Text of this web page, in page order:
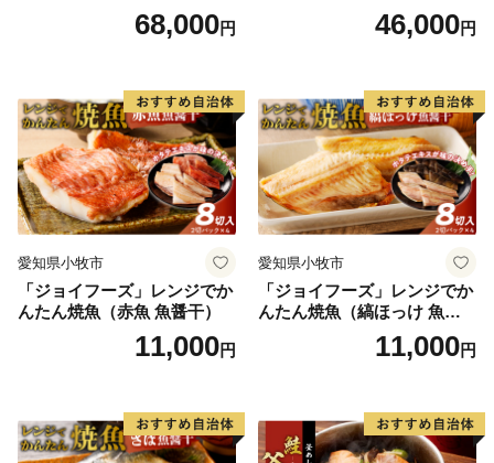
68,000円 46,000円
愛知県小牧市
「ジョイフーズ」レンジでか
んたん焼魚（赤魚 魚醤干）
11,000円
愛知県小牧市
「ジョイフーズ」レンジでか
んたん焼魚（縞ほっけ 魚醤
11,000円